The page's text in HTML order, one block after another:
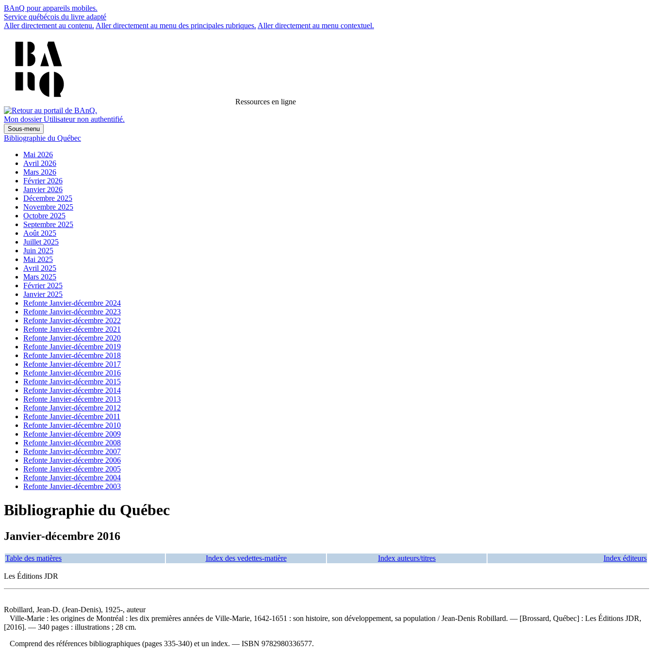
BAnQ pour appareils mobiles.
Service québécois du livre adapté
Aller directement au contenu. Aller directement au menu des principales rubriques. Aller directement au menu contextuel.
Ressources en ligne
Mon dossier Utilisateur non authentifié.
Sous-menu
Bibliographie du Québec
Mai 2026
Avril 2026
Mars 2026
Février 2026
Janvier 2026
Décembre 2025
Novembre 2025
Octobre 2025
Septembre 2025
Août 2025
Juillet 2025
Juin 2025
Mai 2025
Avril 2025
Mars 2025
Février 2025
Janvier 2025
Refonte Janvier-décembre 2024
Refonte Janvier-décembre 2023
Refonte Janvier-décembre 2022
Refonte Janvier-décembre 2021
Refonte Janvier-décembre 2020
Refonte Janvier-décembre 2019
Refonte Janvier-décembre 2018
Refonte Janvier-décembre 2017
Refonte Janvier-décembre 2016
Refonte Janvier-décembre 2015
Refonte Janvier-décembre 2014
Refonte Janvier-décembre 2013
Refonte Janvier-décembre 2012
Refonte Janvier-décembre 2011
Refonte Janvier-décembre 2010
Refonte Janvier-décembre 2009
Refonte Janvier-décembre 2008
Refonte Janvier-décembre 2007
Refonte Janvier-décembre 2006
Refonte Janvier-décembre 2005
Refonte Janvier-décembre 2004
Refonte Janvier-décembre 2003
Bibliographie du Québec
Janvier-décembre 2016
Table des matières Index des vedettes-matière Index auteurs/titres Index éditeurs
Les Éditions JDR
Robillard, Jean-D. (Jean-Denis), 1925-, auteur
Ville-Marie : les origines de Montréal : les dix premières années de Ville-Marie, 1642-1651 : son histoire, son développement, sa population / Jean-Denis Robillard. — [Brossard, Québec] : Les Éditions JDR,
[2016]. — 340 pages : illustrations ; 28 cm.
Comprend des références bibliographiques (pages 335-340) et un index. — ISBN 9782980336577.